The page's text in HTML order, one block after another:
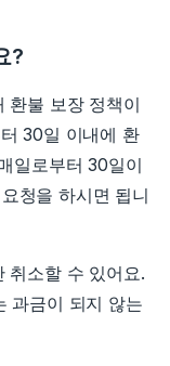
?
환불 보장 정책이
30일 이내에 환
일로부터 30일이
청을 하시면 됩니
취소할 수 있어요.
과금이 되지 않는